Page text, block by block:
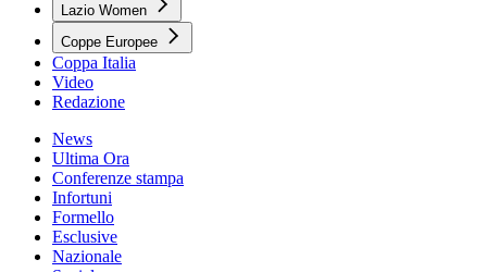
Lazio Women
Coppe Europee
Coppa Italia
Video
Redazione
News
Ultima Ora
Conferenze stampa
Infortuni
Formello
Esclusive
Nazionale